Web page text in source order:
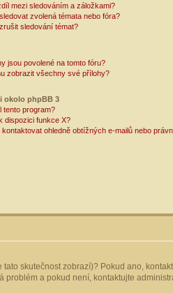
mezi sledováním a záložkami?
zvolená témata nebo fóra?
sledování témat?
jsou povolené na tomto fóru?
zobrazit všechny své přílohy?
okolo phpBB 3
tento program?
dispozici funkce X?
kontaktovat ohledně obtížných e-mailů nebo
skutečnost zobrazí)? Pokud ano,
a pokud není, kontaktujte